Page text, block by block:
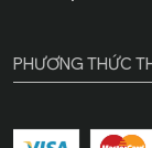
PHƯƠNG THỨC